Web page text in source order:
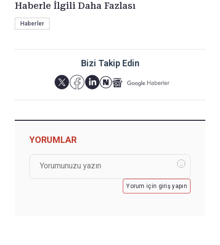
Haberle İlgili Daha Fazlası
Haberler
Bizi Takip Edin
YORUMLAR
Yorum için giriş yapın